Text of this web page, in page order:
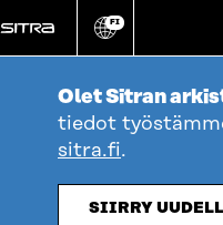
suoraan
sisältöön
Vaihda
kieli
FI
Olet Sitran
tiedot
sitra.fi.
SIIRRY